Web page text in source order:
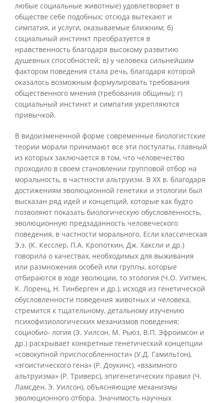
любые социальные животные) удовлетворяет в
обществе себе подобных; отсюда вытекают и
симпатия, и услуги, оказываемые ближним; б)
социальный инстинкт преобразуется в
нравственность благодаря высокому развитию
душевных способностей; в) у человека сильнейшим
фактором поведения стала речь, благодаря которой
оказалось возможным формулировать требования
общественного мнения (требования общины); г)
социальный инстинкт и симпатия укрепляются
привычкой.
В видоизмененной форме современные биологистские
теории морали принимают все эти постулаты, главный
из которых заключается в том, что человечество
проходило в своем становлении групповой отбор на
моральность, в частности альтруизм. В XX в. благодаря
достижениям эволюционной генетики и этологии был
высказан ряд идей и концепций, которые как будто
позволяют показать биологическую обусловленность,
эволюционную предзаданность человеческого
поведения, в частности морального. Если классическая
Э.э. (К. Кесслер, П.А. Кропоткин, Дж. Хаксли и др.)
говорила о качествах, необходимых для выживания
или размножения особей или группы, которые
отбираются в ходе эволюции, то этология (Ч.О. Уитмен,
К. Лоренц, Н. Тинберген и др.), исходя из генетической
обусловленности поведения животных и человека,
стремится к тщательному, детальному изучению
психофизиологических механизмов поведения;
социобио- логия (Э. Уилсон, М. Рьюз, В.П. Эфроимсон и
др.) раскрывает конкретные генетический концепции
«совокупной приспособленности» (У.Д. Гамильтон),
«эгоистического гена» (Р. Доукинс), «взаимного
альтруизма» (Р. Триверс), эпигенетических правил (Ч.
Ламсден, Э. Уилсон), объясняющие механизмы
эволюционного отбора. Значимость научных